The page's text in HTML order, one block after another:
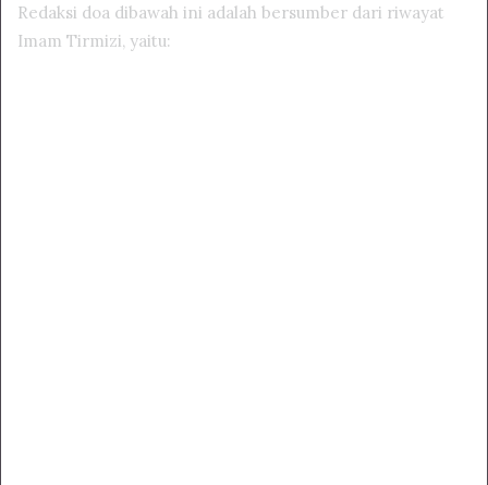
Redaksi doa dibawah ini adalah bersumber dari riwayat
Imam Tirmizi, yaitu: